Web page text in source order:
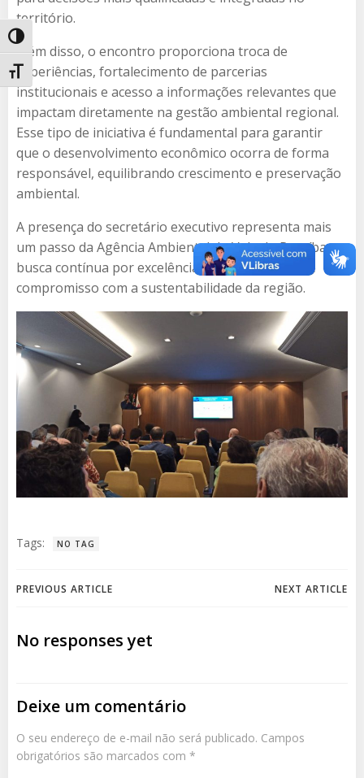
Alternar alto contraste
Alternar tamanho da fonte
território.
Além disso, o encontro proporciona troca de
experiências, fortalecimento de parcerias
institucionais e acesso a informações relevantes que
impactam diretamente na gestão ambiental regional.
Esse tipo de iniciativa é fundamental para garantir
que o desenvolvimento econômico ocorra de forma
responsável, equilibrando crescimento e preservação
ambiental.
A presença do secretário executivo representa mais
um passo da Agência Ambiental do Vale do Paraíba na
busca contínua por excelência técnica, inovação e
compromisso com a sustentabilidade da região.
Tags: NO TAG
Post
navigation
PREVIOUS ARTICLE NEXT ARTICLE
No responses yet
Deixe um comentário
O seu endereço de e-mail não será publicado. Campos
obrigatórios são marcados com *